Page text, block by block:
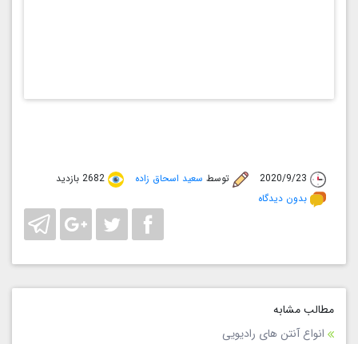
2020/9/23 توسطسعید اسحاق زاده
2682 بازدید
بدون دیدگاه
مطالب مشابه
انواع آنتن های رادیویی